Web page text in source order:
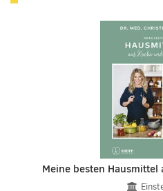
Meine besten Hausmittel